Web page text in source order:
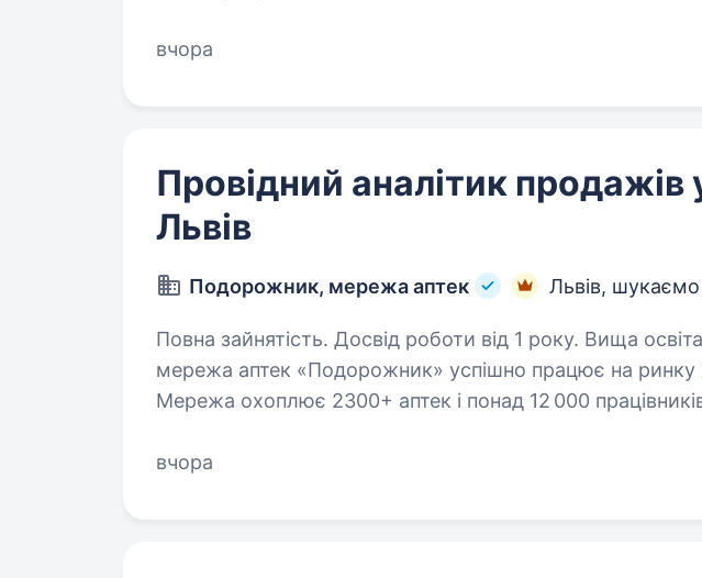
вчора
Провідний аналітик продажів
Львів
Подорожник, мережа аптек Львів, шукаємо
Повна зайнятість. Досвід роботи від 1 року. Вища освіта.
мережа аптек «Подорожник» успішно працює на ринку
Мережа охоплює 2300+ аптек і понад 12 000 працівників
аналітика…
вчора